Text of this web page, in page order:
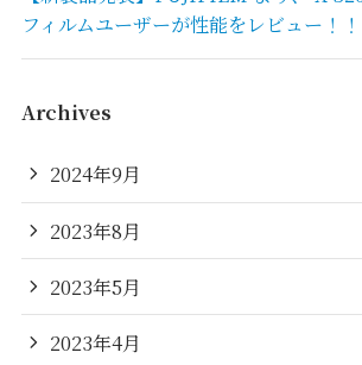
フィルムユーザーが性能をレビュー！！
Archives
2024年9月
2023年8月
2023年5月
2023年4月